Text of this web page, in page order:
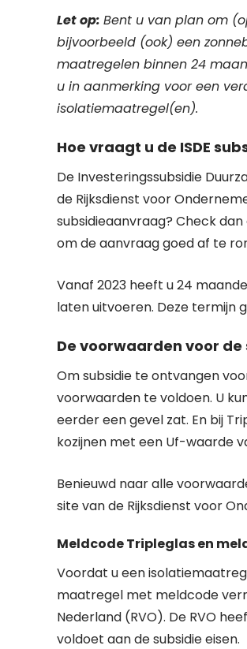
Let op: Bent u van plan om
bijvoorbeeld (ook) een
maatregelen binnen 24
u in aanmerking voor een
isolatiemaatregel(en).
Hoe vraagt u de ISDE
De Investeringssubsidie
de Rijksdienst voor
subsidieaanvraag? Check
om de aanvraag goed af te
Vanaf 2023 heeft u 24
laten uitvoeren. Deze termijn
De voorwaarden voor
Om subsidie te ontvangen
voorwaarden te voldoen. U
eerder een gevel zat. En bij
kozijnen met een Uf-waarde
Benieuwd naar alle
site van de Rijksdienst voor
Meldcode Tripleglas en
Voordat u een
maatregel met meldcode
Nederland (RVO). De RVO
voldoet aan de subsidie eisen.